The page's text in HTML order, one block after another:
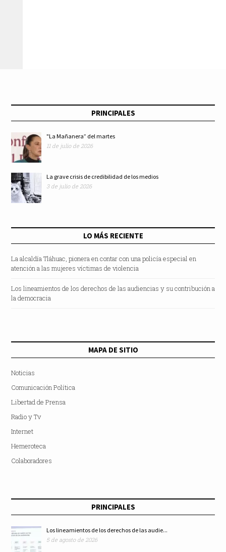
PRINCIPALES
"La Mañanera” del martes
11 de julio de 2026
La grave crisis de credibilidad de los medios
3 de julio de 2026
LO MÁS RECIENTE
La alcaldía Tláhuac, pionera en contar con una policía especial en
atención a las mujeres víctimas de violencia
Los lineamientos de los derechos de las audiencias y su contribución a
la democracia
MAPA DE SITIO
Noticias
Comunicación Política
Libertad de Prensa
Radio y Tv
Internet
Hemeroteca
Colaboradores
PRINCIPALES
Los lineamientos de los derechos de las audie...
5 de agosto de 2026